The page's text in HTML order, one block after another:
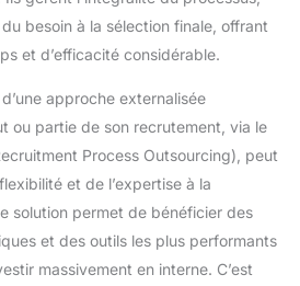
besoin à la sélection finale, offrant
et d’efficacité considérable.
approche externalisée
ou partie de son recrutement, via le
Process Outsourcing), peut
et de l’expertise à la
solution permet de bénéficier des
et des outils les plus performants
massivement en interne. C’est